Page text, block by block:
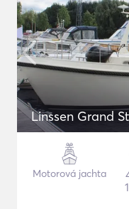
Linssen Grand
Motorová jachta